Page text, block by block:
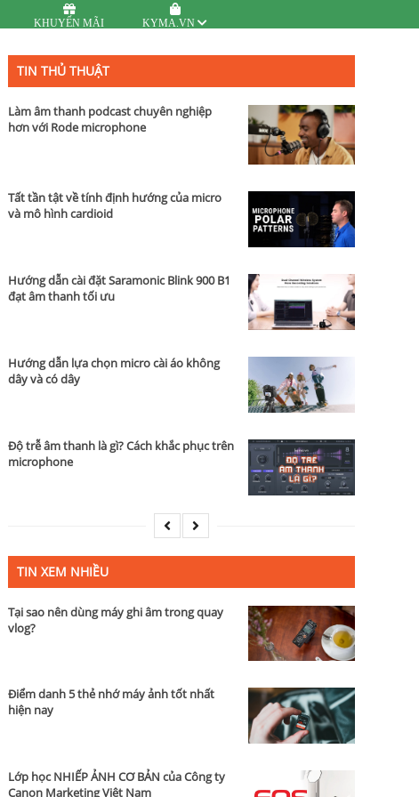
KHUYẾN MÃI KYMA.VN
TIN THỦ THUẬT
Làm âm thanh podcast chuyên nghiệp
hơn với Rode microphone
Tất tần tật về tính định hướng của micro
và mô hình cardioid
Hướng dẫn cài đặt Saramonic Blink 900 B1
đạt âm thanh tối ưu
Hướng dẫn lựa chọn micro cài áo không
dây và có dây
Độ trễ âm thanh là gì? Cách khắc phục trên
microphone
TIN XEM NHIỀU
Tại sao nên dùng máy ghi âm trong quay
vlog?
Điểm danh 5 thẻ nhớ máy ảnh tốt nhất
hiện nay
Lớp học NHIẾP ẢNH CƠ BẢN của Công ty
Canon Marketing Việt Nam